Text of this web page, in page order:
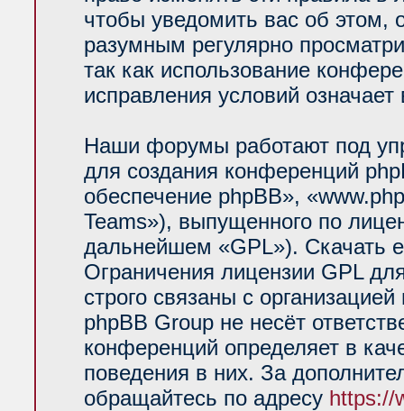
чтобы уведомить вас об
разумным регулярно
так как использование
исправления условий
Наши форумы работают под
для создания конференций
обеспечение phpBB»,
Teams»), выпущенного по
дальнейшем «GPL»). Скачать
Ограничения лицензии GPL
строго связаны с
phpBB Group не несёт
конференций определяет в
поведения в них. За
обращайтесь по адресу https://